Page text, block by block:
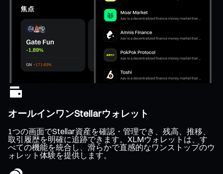
オールインワンStellarウォレット
1つの画面でStellar資産を確認・管理でき、残高、推移、
取引履歴を明確に追跡できます。XLMウォレットは、す
べての機能を統合し、滑らかで直感的なワンストップのウ
ォレット体験を提供します。